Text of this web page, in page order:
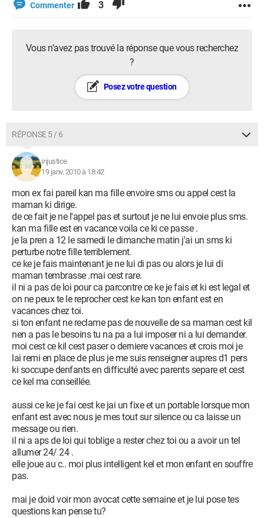
Commenter 3
Vous n’avez pas trouvé la réponse que vous recherchez
?
Posez votre question
RÉPONSE 5 / 6
injustice
19 janv. 2010 à 18:42
mon ex fai pareil kan ma fille envoire sms ou appel cest la
maman ki dirige.
de ce fait je ne l'appel pas et surtout je ne lui envoie plus sms.
kan ma fille est en vacance voila ce ki ce passe .
je la pren a 12 le samedi le dimanche matin j'ai un sms ki
perturbe notre fille terriblement.
ce ke je fais maintenant je ne lui di pas ou alors je lui di
maman tembrasse .mai cest rare.
il ni a pas de loi pour ca parcontre ce ke je fais et ki est legal et
on ne peux te le reprocher cest ke kan ton enfant est en
vacances chez toi.
si ton enfant ne reclame pas de nouvelle de sa maman cest kil
nen a pas le besoins tu na pa a lui imposer ni a lui demander.
moi cest ce kil cest paser o derniere vacances et crois moi je
lai remi en place de plus je me suis renseigner aupres d1 pers
ki soccupe denfants en difficulté avec parents separe et cest
ce kel ma conseillée.
aussi ce ke je fai cest ke jai un fixe et un portable lorsque mon
enfant est avec nous je mes tout sur silence ou ca laisse un
message ou rien.
il ni a aps de loi qui toblige a rester chez toi ou a avoir un tel
allumer 24/ 24 .
elle joue au c.. moi plus intelligent kel et mon enfant en souffre
pas.
mai je doid voir mon avocat cette semaine et je lui pose tes
questions kan pense tu?